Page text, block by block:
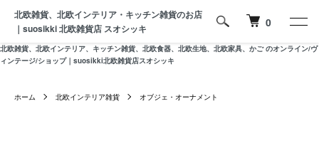
北欧雑貨、北欧インテリア、キッチン雑貨、北欧食器、北欧生地、北欧家具、かご のオンライン/ヴ
ィンテージ/ショップ｜suosikki北欧雑貨店スオシッキ
北欧雑貨、北欧インテリア・キッチン雑貨のお店
｜suosikki 北欧雑貨店 スオシッキ
0
ホーム 北欧インテリア雑貨 オブジェ・オーナメント